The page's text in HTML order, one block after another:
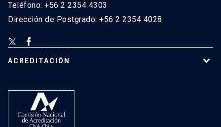
Teléfono: +56 2 2354 4303
Dirección de Postgrado: +56 2 2354 4028
ACREDITACIÓN